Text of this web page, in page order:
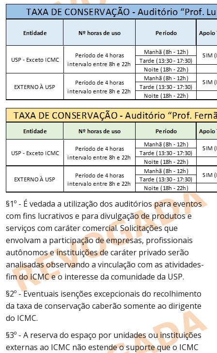
§1º - É vedada a utilização dos auditórios para eventos
com fins lucrativos e para divulgação de produtos e
serviços com caráter comercial. Solicitações que
envolvam a participação de empresas, profissionais
autônomos e instituições de caráter privado serão
analisadas observando a vinculação com as atividades-
fim do ICMC e o interesse da comunidade da USP.
§2º - Eventuais isenções excepcionais do recolhimento
da taxa de conservação caberão somente ao dirigente
do ICMC.
§3º - A reserva do espaço por unidades ou instituições
externas ao ICMC não estende o suporte que o ICMC